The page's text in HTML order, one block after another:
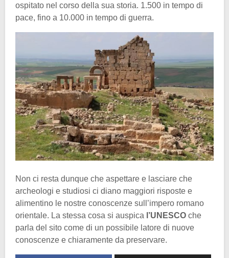
ospitato nel corso della sua storia. 1.500 in tempo di
pace, fino a 10.000 in tempo di guerra.
Non ci resta dunque che aspettare e lasciare che
archeologi e studiosi ci diano maggiori risposte e
alimentino le nostre conoscenze sull’impero romano
orientale. La stessa cosa si auspica l’UNESCO che
parla del sito come di un possibile latore di nuove
conoscenze e chiaramente da preservare.